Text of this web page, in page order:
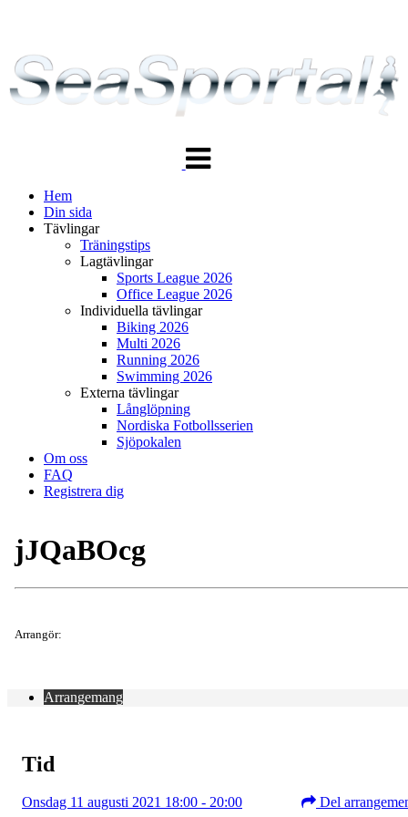
navigering
Hem
Din sida
Tävlingar
Träningstips
Lagtävlingar
Sports League 2026
Office League 2026
Individuella tävlingar
Biking 2026
Multi 2026
Running 2026
Swimming 2026
Externa tävlingar
Långlöpning
Nordiska Fotbollsserien
Sjöpokalen
Om oss
FAQ
Registrera dig
jJQaBOcg
Arrangör:
Arrangemang
Tid
Onsdag 11 augusti 2021 18:00 - 20:00 Del